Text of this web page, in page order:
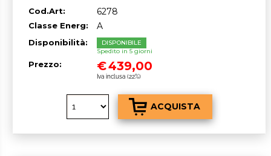
Cod.Art: 6278
Classe Energ: A
Disponibilità:
DISPONIBILE
Spedito in 5 giorni
Prezzo: €439,00
Iva inclusa (22%)